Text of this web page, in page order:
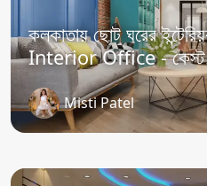
কলকাতায় ছোট ঘরের
Interior Office -
Misti Patel